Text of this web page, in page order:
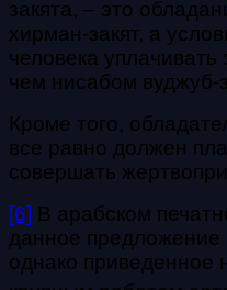
закята, – это
хирман-закят, а
человека уплачивать
чем нисабом вуджуб-
Кроме того,
все равно должен
совершать
[6] В арабском
данное предложение
однако приведенное